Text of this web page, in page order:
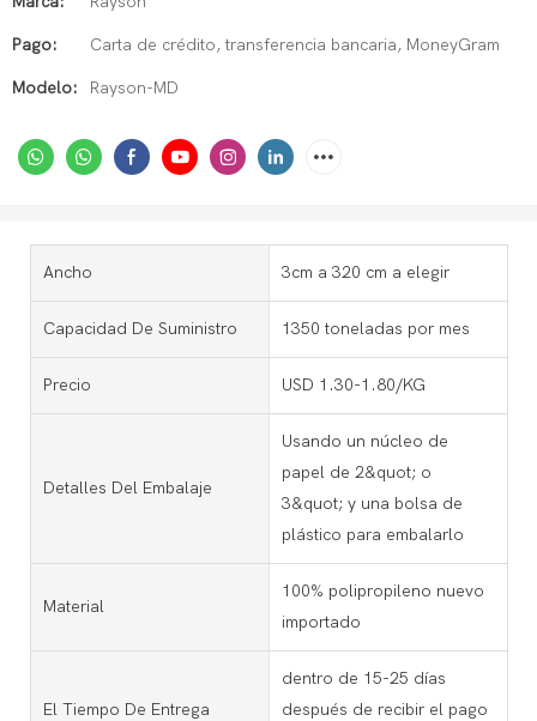
Pago: Carta de crédito, transferencia bancaria, MoneyGram
Modelo: Rayson-MD
Ancho 3cm a 320 cm a elegir
Capacidad De Suministro 1350 toneladas por mes
Precio USD 1.30-1.80/KG
Detalles Del Embalaje
Usando un núcleo de
papel de 2&quot; o
3&quot; y una bolsa de
plástico para embalarlo
Material
100% polipropileno nuevo
importado
El Tiempo De Entrega
dentro de 15-25 días
después de recibir el pago